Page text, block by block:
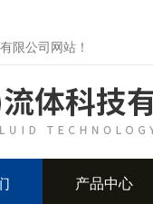
限公司网站！
产品中心